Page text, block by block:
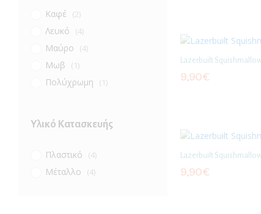
Lazerbuilt
9,90€
Lazerbuilt
9,90€
Καφέ (2)
Λευκό (4)
Μαύρο (4)
Μωβ (1)
Πολύχρωμη (1)
Τυρκουάζ
Υλικό Κατασκευής
Πλαστικό (4)
Μέταλλο (4)